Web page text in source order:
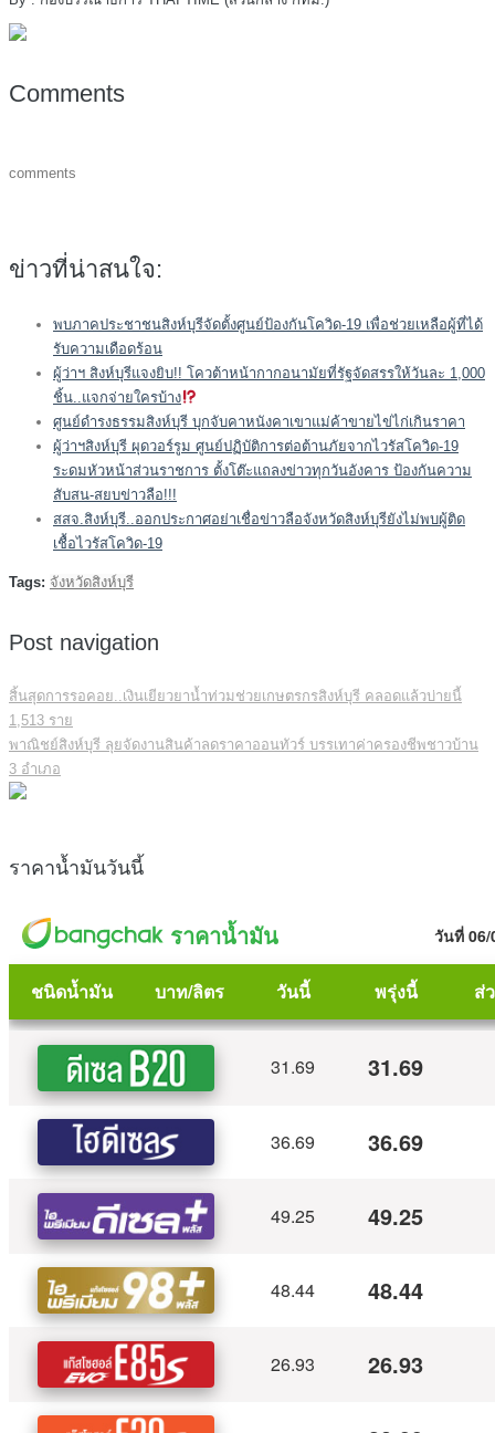
Comments
comments
ข่าวที่น่าสนใจ:
พบภาคประชาชนสิงห์บุรีจัดตั้งศูนย์ป้องกันโควิด-19 เพื่อช่วยเหลือผู้ที่ได้
รับความเดือดร้อน
ผู้ว่าฯ สิงห์บุรีแจงยิบ!! โควต้าหน้ากากอนามัยที่รัฐจัดสรรให้วันละ 1,000
ชิ้น..แจกจ่ายใครบ้าง
ศูนย์ดำรงธรรมสิงห์บุรี บุกจับคาหนังคาเขาแม่ค้าขายไข่ไก่เกินราคา
ผู้ว่าฯสิงห์บุรี ผุดวอร์รูม ศูนย์ปฏิบัติการต่อต้านภัยจากไวรัสโควิด-19
ระดมหัวหน้าส่วนราชการ ตั้งโต๊ะแถลงข่าวทุกวันอังคาร ป้องกันความ
สับสน-สยบข่าวลือ!!!
สสจ.สิงห์บุรี..ออกประกาศอย่าเชื่อข่าวลือจังหวัดสิงห์บุรียังไม่พบผู้ติด
เชื้อไวรัสโควิด-19
Tags: จังหวัดสิงห์บุรี
Post navigation
สิ้นสุดการรอคอย..เงินเยียวยาน้ำท่วมช่วยเกษตรกรสิงห์บุรี คลอดแล้วบ่ายนี้
1,513 ราย
พาณิชย์สิงห์บุรี ลุยจัดงานสินค้าลดราคาออนทัวร์ บรรเทาค่าครองชีพชาวบ้าน
3 อำเภอ
ราคาน้ำมันวันนี้